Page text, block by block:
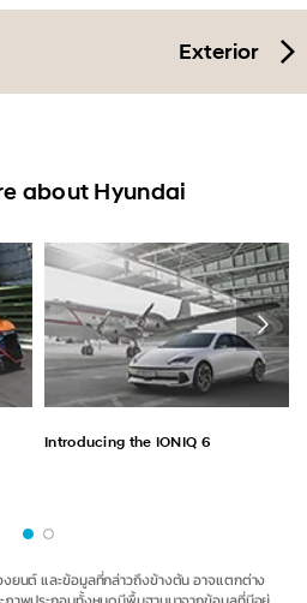
Exterior
about Hyundai
Introducing the IONIQ 6
งยนต์ และข้อมูลที่กล่าวถึงข้างต้น อาจแตกต่าง